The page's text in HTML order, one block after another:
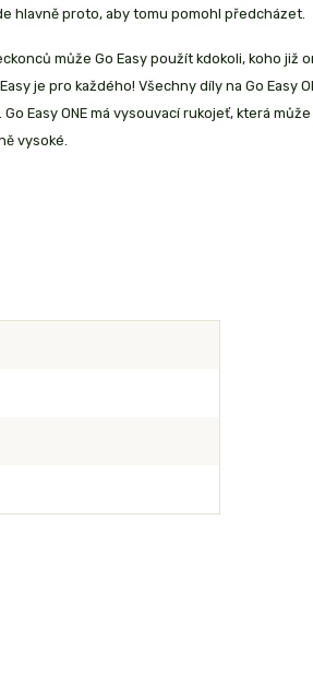
hlavně proto, aby tomu pomohl předcházet.
může Go Easy použít kdokoli, koho již
je pro každého! Všechny díly na Go Easy
Easy ONE má vysouvací rukojeť, která
vysoké.